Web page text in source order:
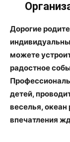
Дорогие
можете
радостное
детей,
веселья,
впечатления